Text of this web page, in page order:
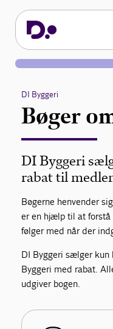
DI Byggeri
Bøger
DI Byggeri
rabat til
Bøgerne henvender
er en hjælp til at
følger med når der
DI Byggeri sælger kun
Byggeri med rabat.
udgiver bogen.